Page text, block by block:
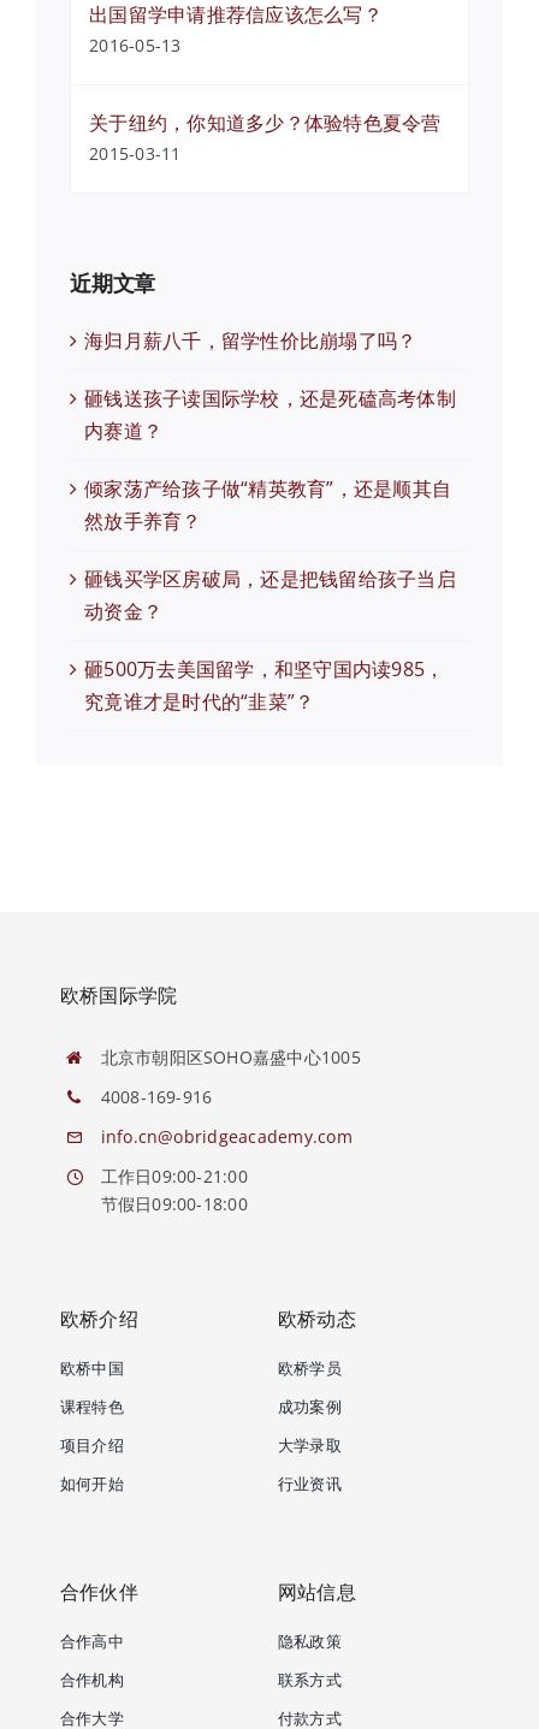
出国留学申请推荐信应该怎么写？
2016-05-13
关于纽约，你知道多少？体验特色夏令营
2015-03-11
近期文章
海归月薪八千，留学性价比崩塌了吗？
砸钱送孩子读国际学校，还是死磕高考体制
内赛道？
倾家荡产给孩子做“精英教育”，还是顺其自
然放手养育？
砸钱买学区房破局，还是把钱留给孩子当启
动资金？
砸500万去美国留学，和坚守国内读985，
究竟谁才是时代的“韭菜”？
欧桥国际学院
北京市朝阳区SOHO嘉盛中心1005
4008-169-916
info.cn@obridgeacademy.com
工作日09:00-21:00
节假日09:00-18:00
欧桥介绍
欧桥中国
课程特色
项目介绍
如何开始
欧桥动态
欧桥学员
成功案例
大学录取
行业资讯
合作伙伴
合作高中
合作机构
合作大学
网站信息
隐私政策
联系方式
付款方式